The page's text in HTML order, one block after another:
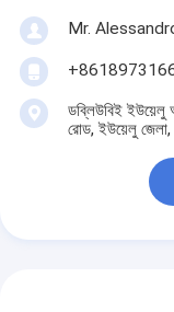
Mr.
ডব্লিউবিই ইউয়েলু
রোড, ইউয়েলু জেলা,